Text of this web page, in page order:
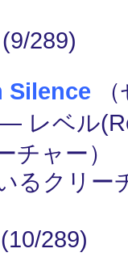
289)
Silence
レベル
チャー）
るクリー
289)